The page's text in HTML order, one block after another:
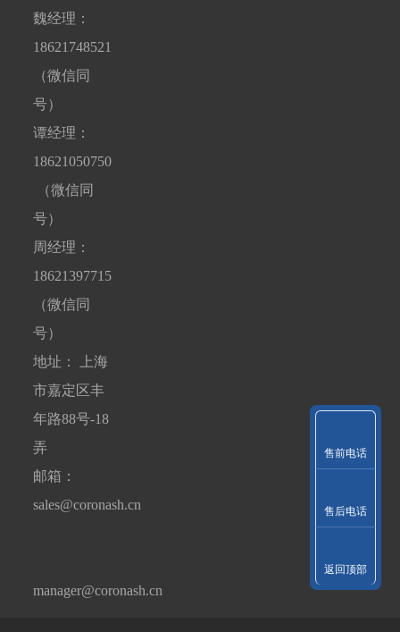
魏经理：
18621748521
（微信同
号）
谭经理：
18621050750
（微信同
号）
周经理：
18621397715
（微信同
号）
地址： 上海
市嘉定区丰
年路88号-18
弄
邮箱：
sales@coronash.cn
manager@coronash.cn
售前电话
售后电话
返回顶部